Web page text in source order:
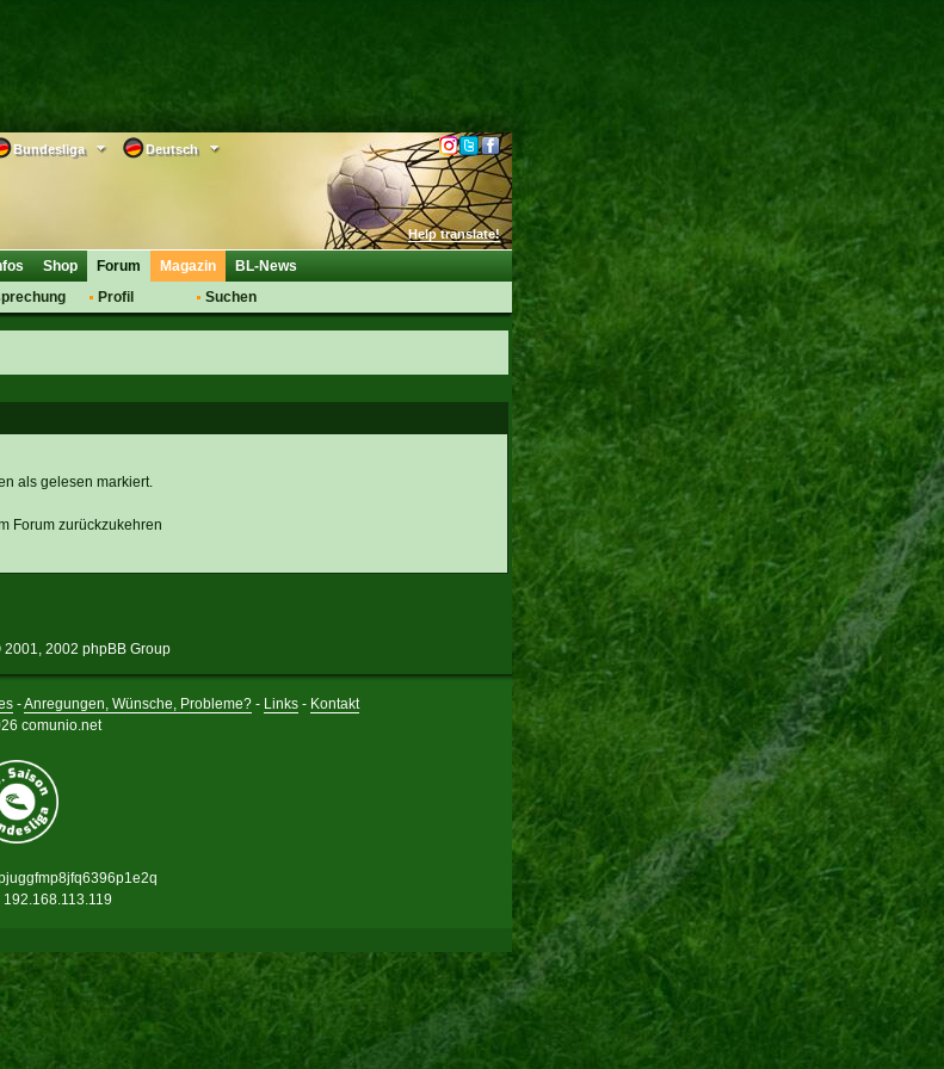
Deutsch
Bundesliga
Help translate!
Shop
Forum
Profil
Anmelden
Suchen
Magazin BL-News
als gelesen markiert.
Forum zurückzukehren
2001, 2002 phpBB Group
-Anregungen, Wünsche, Probleme? - Links - Kontakt
comunio.net